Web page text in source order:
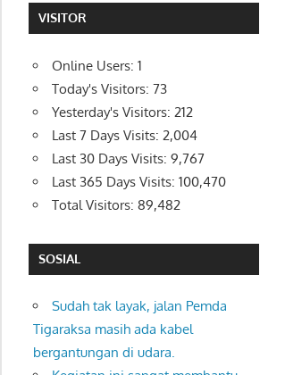
VISITOR
Online Users: 1
Today's Visitors: 73
Yesterday's Visitors: 212
Last 7 Days Visits: 2,004
Last 30 Days Visits: 9,767
Last 365 Days Visits: 100,470
Total Visitors: 89,482
SOSIAL
Sudah tak layak, jalan Pemda
Tigaraksa masih ada kabel
bergantungan di udara.